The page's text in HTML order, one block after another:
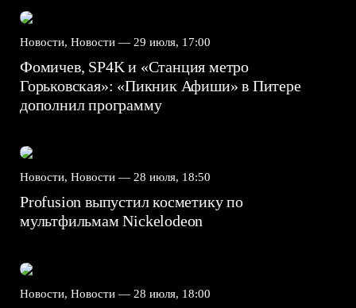
Новости, Новости — 29 июля, 17:00
Фомичев, SP4K и «Станция метро
Горьковская»: «Пикник Афиши» в Питере
дополнил программу
Новости, Новости — 28 июля, 18:50
Profusion выпустил косметику по
мультфильмам Nickelodeon
Новости, Новости — 28 июля, 18:00